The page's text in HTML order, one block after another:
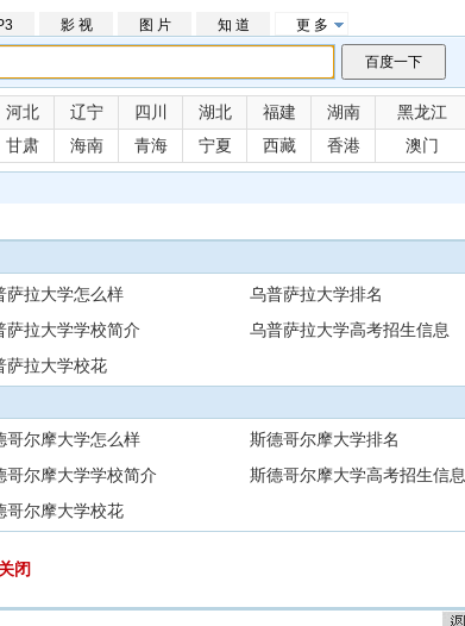
影 视 图 片 知 道 更 多
河北 辽宁 四川 湖北 福建 湖南 黑龙江
甘肃 海南 青海 宁夏 西藏 香港 澳门
萨拉大学怎么样
乌普萨拉大学排名
萨拉大学学校简介
乌普萨拉大学高考招生信息
萨拉大学校花
哥尔摩大学怎么样
斯德哥尔摩大学排名
哥尔摩大学学校简介
斯德哥尔摩大学高考招生信息
哥尔摩大学校花
关闭